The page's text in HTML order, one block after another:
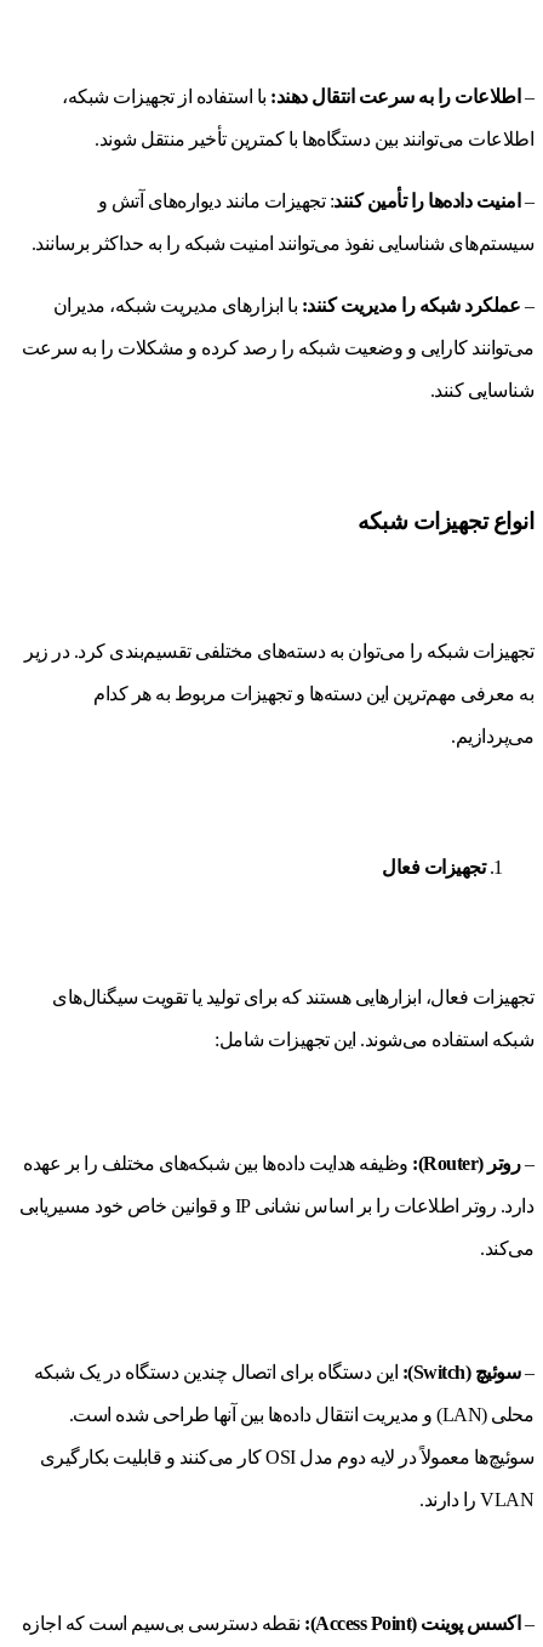
– اطلاعات را به سرعت انتقال دهند: با استفاده از تجهیزات شبکه،
اطلاعات می‌توانند بین دستگاه‌ها با کمترین تأخیر منتقل شوند.
– امنیت داده‌ها را تأمین کنند: تجهیزات مانند دیواره‌های آتش و
سیستم‌های شناسایی نفوذ می‌توانند امنیت شبکه را به حداکثر برسانند.
– عملکرد شبکه را مدیریت کنند: با ابزارهای مدیریت شبکه، مدیران
می‌توانند کارایی و وضعیت شبکه را رصد کرده و مشکلات را به سرعت
شناسایی کنند.
انواع تجهیزات شبکه
تجهیزات شبکه را می‌توان به دسته‌های مختلفی تقسیم‌بندی کرد. در زیر
به معرفی مهم‌ترین این دسته‌ها و تجهیزات مربوط به هر کدام
می‌پردازیم.
تجهیزات فعال
تجهیزات فعال، ابزارهایی هستند که برای تولید یا تقویت سیگنال‌های
شبکه استفاده می‌شوند. این تجهیزات شامل:
–روتر (Router): وظیفه هدایت داده‌ها بین شبکه‌های مختلف را بر عهده
دارد. روتر اطلاعات را بر اساس نشانی IP و قوانین خاص خود مسیریابی
می‌کند.
–سوئیچ (Switch): این دستگاه برای اتصال چندین دستگاه در یک شبکه
محلی (LAN) و مدیریت انتقال داده‌ها بین آنها طراحی شده است.
سوئیچ‌ها معمولاً در لایه دوم مدل OSI کار می‌کنند و قابلیت بکارگیری
VLAN را دارند.
– اکسس پوینت (Access Point): نقطه دسترسی بی‌سیم است که اجازه